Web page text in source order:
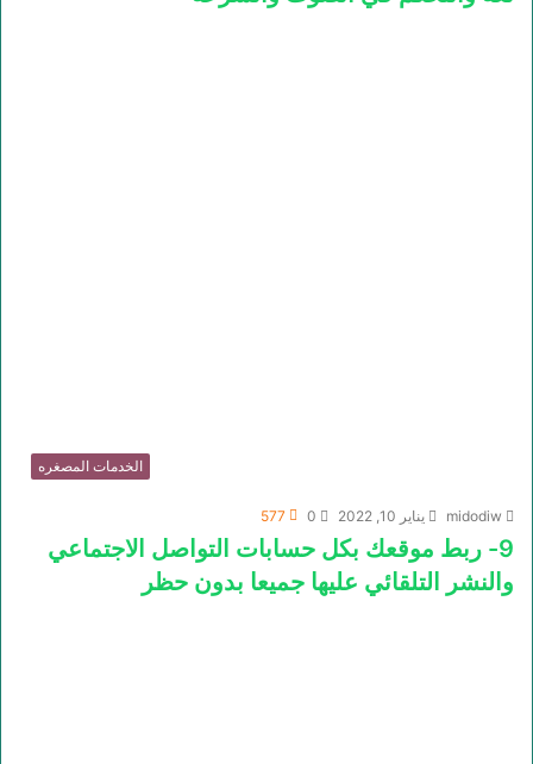
الخدمات المصغره
midodiw يناير 10, 2022 0
577
9- ربط موقعك بكل حسابات التواصل الاجتماعي
والنشر التلقائي عليها جميعا بدون حظر